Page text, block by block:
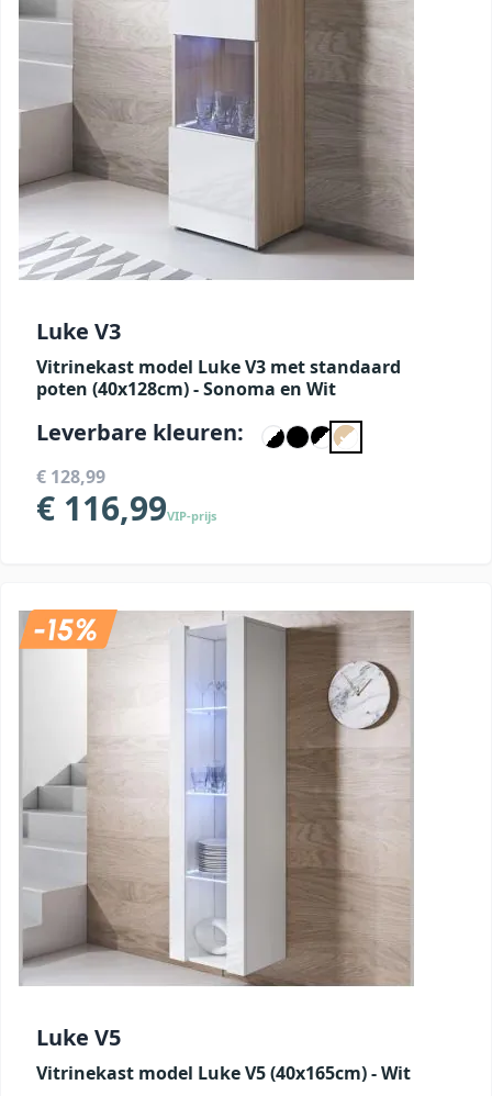
Luke V3
Vitrinekast model Luke V3 met standaard
poten (40x128cm) - Sonoma en Wit
Leverbare kleuren:
€ 128,99
€ 116,99VIP-prijs
Luke V5
Vitrinekast model Luke V5 (40x165cm) - Wit